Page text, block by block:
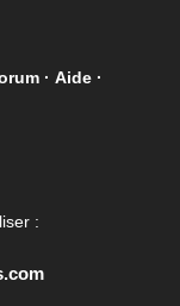
· Aide·
: